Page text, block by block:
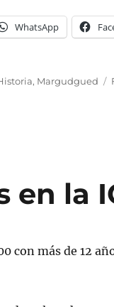
WhatsApp
, Margudgued
en la
con más de 12